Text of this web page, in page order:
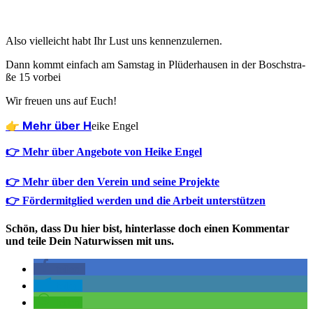
Also viel­leicht habt Ihr Lust uns kennenzulernen.
Dann kommt ein­fach am Sams­tag in Plü­der­hau­sen in der Bosch­stra­
ße 15 vorbei
Wir freu­en uns auf Euch!
👉 Mehr über Heike Engel
👉 Mehr über Angebote von Heike Engel
👉 Mehr über den Verein und seine Projekte
👉 Fördermitglied werden und die Arbeit unterstützen
Schön, dass Du hier bist, hinterlasse doch einen Kommentar
und teile Dein Naturwissen mit uns.